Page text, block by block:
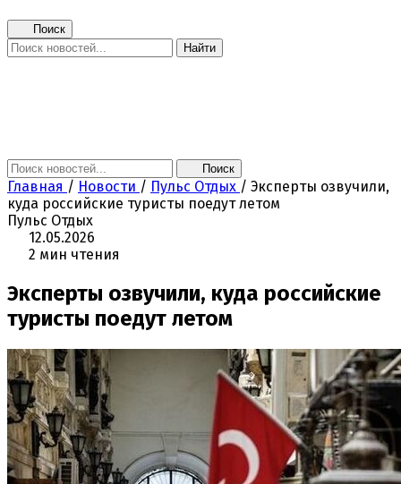
Поиск
Найти
Поиск
Главная / Новости / Пульс Отдых / Эксперты озвучили,
куда российские туристы поедут летом
Пульс Отдых
12.05.2026
2 мин чтения
Эксперты озвучили, куда российские
туристы поедут летом